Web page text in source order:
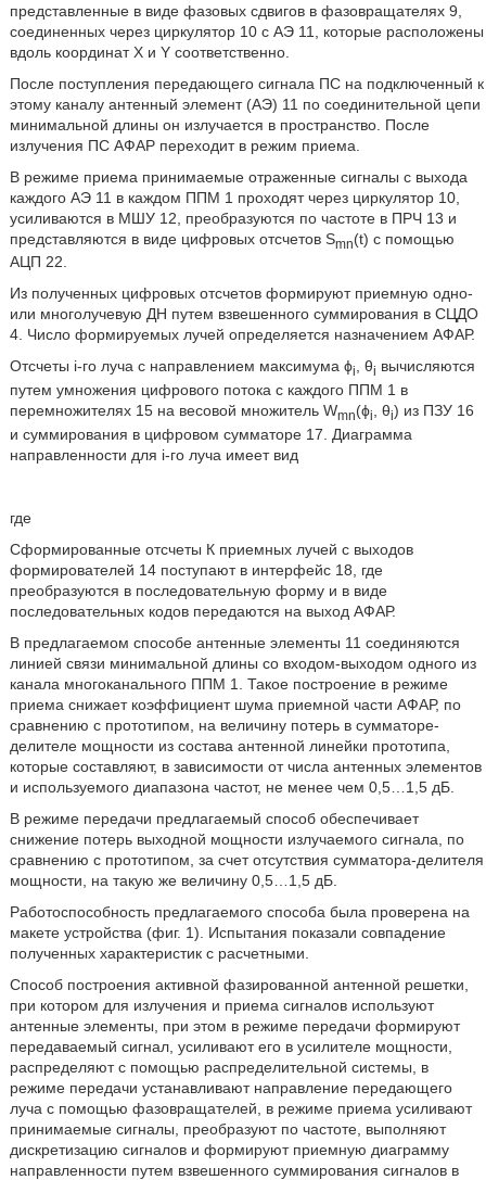
представленные в виде фазовых сдвигов в фазовращателях 9,
соединенных через циркулятор 10 с АЭ 11, которые расположены
вдоль координат X и Y соответственно.
После поступления передающего сигнала ПС на подключенный к
этому каналу антенный элемент (АЭ) 11 по соединительной цепи
минимальной длины он излучается в пространство. После
излучения ПС АФАР переходит в режим приема.
В режиме приема принимаемые отраженные сигналы с выхода
каждого АЭ 11 в каждом ППМ 1 проходят через циркулятор 10,
усиливаются в МШУ 12, преобразуются по частоте в ПРЧ 13 и
представляются в виде цифровых отсчетов Smn(t) с помощью
АЦП 22.
Из полученных цифровых отсчетов формируют приемную одно-
или многолучевую ДН путем взвешенного суммирования в СЦДО
4. Число формируемых лучей определяется назначением АФАР.
Отсчеты i-го луча с направлением максимума ϕi, θi вычисляются
путем умножения цифрового потока с каждого ППМ 1 в
перемножителях 15 на весовой множитель Wmn(ϕi , θi) из ПЗУ 16
и суммирования в цифровом сумматоре 17. Диаграмма
направленности для i-го луча имеет вид
где
Сформированные отсчеты К приемных лучей с выходов
формирователей 14 поступают в интерфейс 18, где
преобразуются в последовательную форму и в виде
последовательных кодов передаются на выход АФАР.
В предлагаемом способе антенные элементы 11 соединяются
линией связи минимальной длины со входом-выходом одного из
канала многоканального ППМ 1. Такое построение в режиме
приема снижает коэффициент шума приемной части АФАР, по
сравнению с прототипом, на величину потерь в сумматоре-
делителе мощности из состава антенной линейки прототипа,
которые составляют, в зависимости от числа антенных элементов
и используемого диапазона частот, не менее чем 0,5…1,5 дБ.
В режиме передачи предлагаемый способ обеспечивает
снижение потерь выходной мощности излучаемого сигнала, по
сравнению с прототипом, за счет отсутствия сумматора-делителя
мощности, на такую же величину 0,5…1,5 дБ.
Работоспособность предлагаемого способа была проверена на
макете устройства (фиг. 1). Испытания показали совпадение
полученных характеристик с расчетными.
Способ построения активной фазированной антенной решетки,
при котором для излучения и приема сигналов используют
антенные элементы, при этом в режиме передачи формируют
передаваемый сигнал, усиливают его в усилителе мощности,
распределяют с помощью распределительной системы, в
режиме передачи устанавливают направление передающего
луча с помощью фазовращателей, в режиме приема усиливают
принимаемые сигналы, преобразуют по частоте, выполняют
дискретизацию сигналов и формируют приемную диаграмму
направленности путем взвешенного суммирования сигналов в